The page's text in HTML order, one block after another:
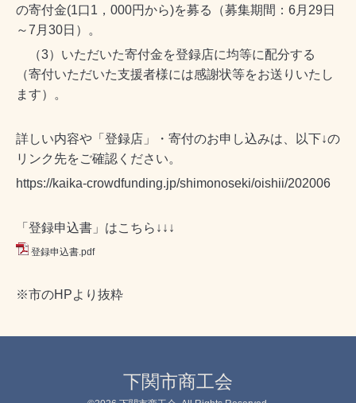
の寄付金(1口1，000円から)を募る（募集期間：6月29日
～7月30日）。
（3）いただいた寄付金を登録店に均等に配分する
（寄付いただいた支援者様には感謝状等をお送りいたし
ます）。
詳しい内容や「登録店」・寄付のお申し込みは、以下↓の
リンク先をご確認ください。
https://kaika-crowdfunding.jp/shimonoseki/oishii/202006
「登録申込書」はこちら↓↓↓
登録申込書.pdf
※市のHPより抜粋
下関市商工会